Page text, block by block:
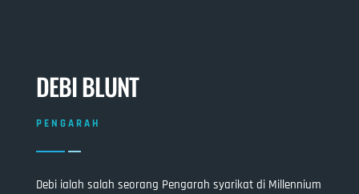
DEBI BLUNT
PENGARAH
Debi ialah salah seorang Pengarah syarikat di Millennium